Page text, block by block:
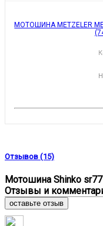
МОТОШИНА METZELER
Отзывов (15)
Мотошина Shinko
Отзывы и
оставьте отзыв